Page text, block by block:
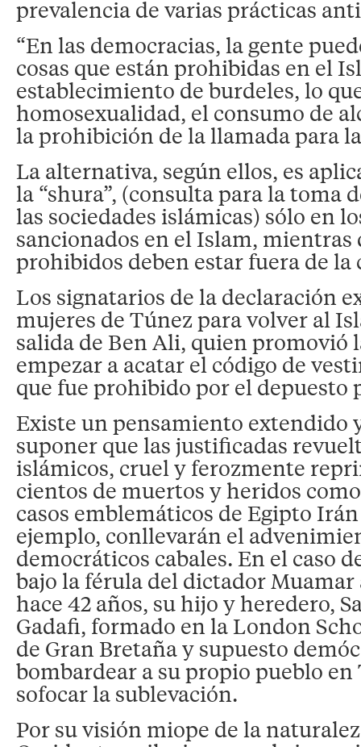
prevalencia de varias prácticas
“En las democracias, la gente
cosas que están prohibidas en el
establecimiento de burdeles, lo
homosexualidad, el consumo de
la prohibición de la llamada para
La alternativa, según ellos, es
la “shura”, (consulta para la toma
las sociedades islámicas) sólo en
sancionados en el Islam, mientras
prohibidos deben estar fuera de la
Los signatarios de la declaración
mujeres de Túnez para volver al
salida de Ben Ali, quien promovió
empezar a acatar el código de
que fue prohibido por el depuesto
Existe un pensamiento extendido
suponer que las justificadas
islámicos, cruel y ferozmente
cientos de muertos y heridos
casos emblemáticos de Egipto
ejemplo, conllevarán el
democráticos cabales. En el caso
bajo la férula del dictador Muamar
hace 42 años, su hijo y heredero,
Gadafi, formado en la London
de Gran Bretaña y supuesto
bombardear a su propio pueblo
sofocar la sublevación.
Por su visión miope de la